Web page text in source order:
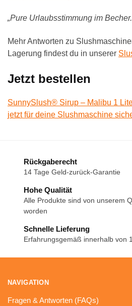
„Pure Urlaubsstimmung im
Mehr Antworten zu
Lagerung findest du in unserer
Jetzt bestellen
SunnySlush® Sirup – Malibu 1
jetzt für deine Slushmaschine
Rückgaberecht
14 Tage Geld-zurück-Garantie
Hohe Qualität
Alle Produkte sind von unserem
worden
Schnelle Lieferung
Erfahrungsgemäß innerhalb von
NAVIGATION
Fragen & Antworten (FAQs)